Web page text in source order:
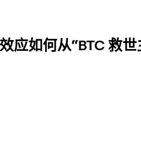
应如何从“BTC 救